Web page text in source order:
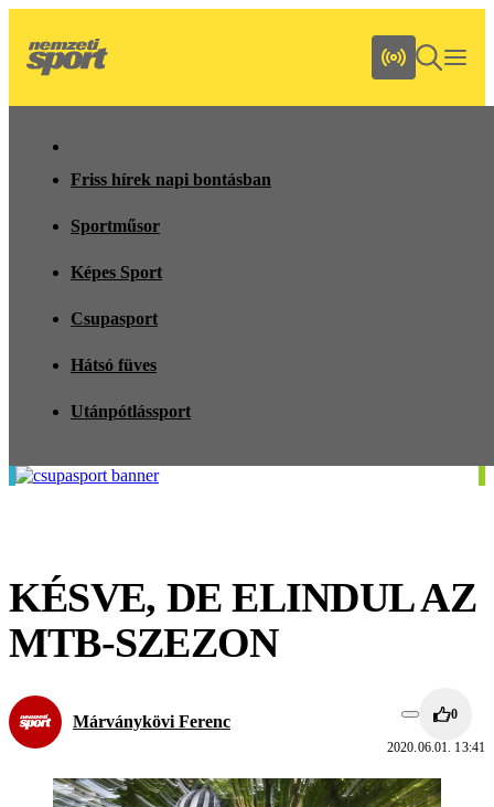
Friss hírek napi bontásban
Sportműsor
Képes Sport
Csupasport
Hátsó füves
Utánpótlássport
KÉSVE, DE ELINDUL AZ
MTB-SZEZON
Márványkövi Ferenc 0
2020.06.01. 13:41